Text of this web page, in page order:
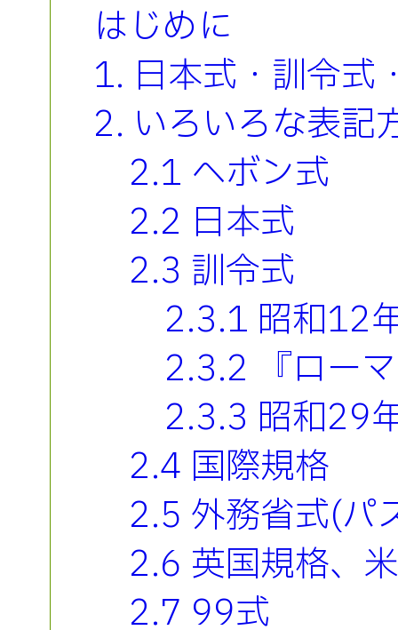
はじめに
1. 日本式・訓令式
2. いろいろな表記
2.1 ヘボン式
2.2 日本式
2.3 訓令式
2.3.1 昭和12
2.3.2 『ロー
2.3.3 昭和29
2.4 国際規格
2.5 外務省式(パ
2.6 英国規格、
2.7 99式